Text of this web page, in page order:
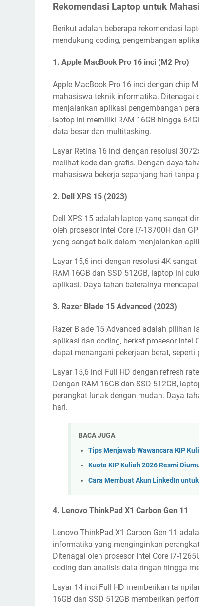
Rekomendasi Laptop untuk
Berikut adalah beberapa rekomendasi
mendukung coding, pengembangan
1. Apple MacBook Pro 16 inci (M2 Pro)
Apple MacBook Pro 16 inci dengan chip
mahasiswa teknik informatika. Ditenagai
menjalankan aplikasi pengembangan
laptop ini memiliki RAM 16GB hingga
data besar dan multitasking.
Layar Retina 16 inci dengan resolusi
melihat kode dan grafis. Dengan daya
mahasiswa bekerja sepanjang hari tanpa
2. Dell XPS 15 (2023)
Dell XPS 15 adalah laptop yang sangat
oleh prosesor Intel Core i7-13700H dan
yang sangat baik dalam menjalankan
Layar 15,6 inci dengan resolusi 4K
RAM 16GB dan SSD 512GB, laptop ini
aplikasi. Daya tahan baterainya
3. Razer Blade 15 Advanced (2023)
Razer Blade 15 Advanced adalah pilihan
aplikasi dan coding, berkat prosesor Intel
dapat menangani pekerjaan berat,
Layar 15,6 inci Full HD dengan refresh
Dengan RAM 16GB dan SSD 512GB,
perangkat lunak dengan mudah. Daya
hari.
BACA JUGA
Tips Menjawab Wawancara KIP
Kuota KIP Kuliah 2026 Resmi
Cara Membuat Akun LinkedIn
4. Lenovo ThinkPad X1 Carbon Gen 11
Lenovo ThinkPad X1 Carbon Gen 11
informatika yang menginginkan
Ditenagai oleh prosesor Intel Core i7-
coding dan analisis data ringan hingga
Layar 14 inci Full HD memberikan
16GB dan SSD 512GB memberikan